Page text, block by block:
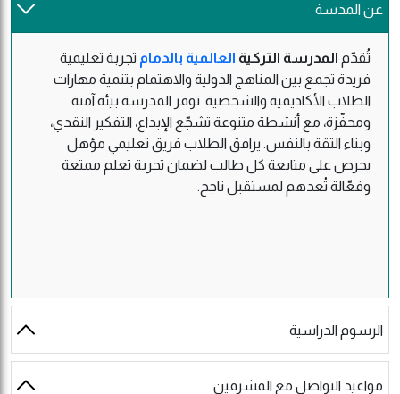
عن المدسة
تُقدّم المدرسة التركية العالمية بالدمام تجربة تعليمية
فريدة تجمع بين المناهج الدولية والاهتمام بتنمية مهارات
الطلاب الأكاديمية والشخصية. توفر المدرسة بيئة آمنة
ومحفّزة، مع أنشطة متنوعة تشجّع الإبداع، التفكير النقدي،
وبناء الثقة بالنفس. يرافق الطلاب فريق تعليمي مؤهل
يحرص على متابعة كل طالب لضمان تجربة تعلم ممتعة
وفعّالة تُعدهم لمستقبل ناجح.
الرسوم الدراسية
مواعيد التواصل مع المشرفين